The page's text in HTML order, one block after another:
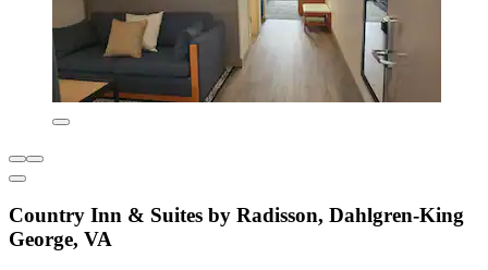
Country Inn & Suites by Radisson, Dahlgren-King
George, VA